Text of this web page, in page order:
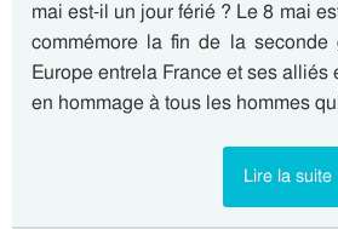
mai est-il un jour férié ? Le 8 mai
commémore la fin de la seconde
Europe entrela France et ses alliés
en hommage à tous les hommes
Lire la suite